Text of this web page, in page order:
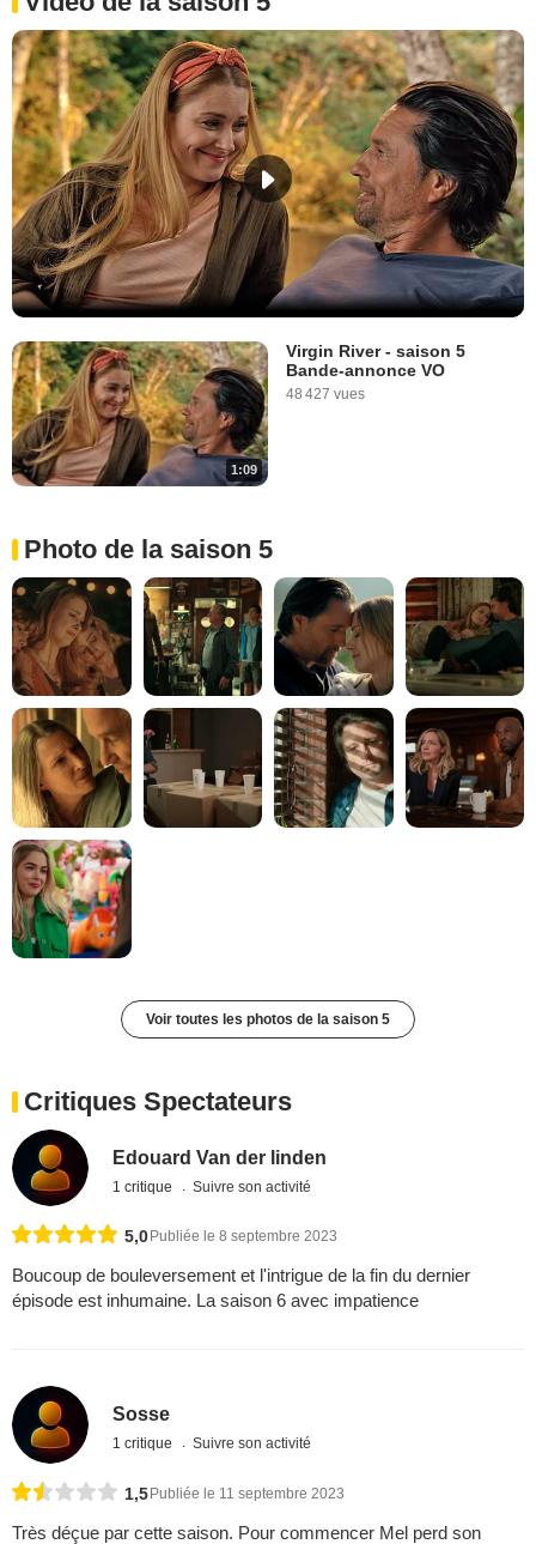
1:09
Virgin River - saison 5
Bande-annonce VO
48 427 vues
Photo de la saison 5
Voir toutes les photos de la saison 5
Critiques Spectateurs
Edouard Van der linden
1 critique Suivre son activité
5,0 Publiée le 8 septembre 2023
Boucoup de bouleversement et l'intrigue de la fin du dernier
épisode est inhumaine. La saison 6 avec impatience
Sosse
1 critique Suivre son activité
1,5Publiée le 11 septembre 2023
Très déçue par cette saison. Pour commencer Mel perd son